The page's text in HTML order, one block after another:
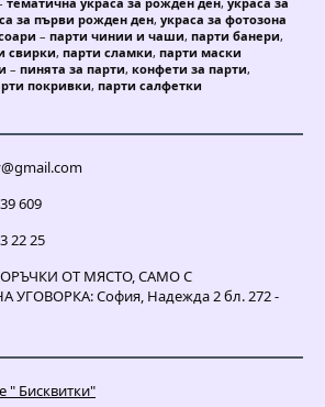
за първи рожден ден, украса за фотозона
– парти чинии и чаши, парти банери,
свирки, парти сламки, парти маски
– пинята за парти, конфети за парти,
покривки, парти салфетки
609
22 25
ОТ МЯСТО, САМО С
УГОВОРКА: София, Надежда 2 бл. 272 -
" Бисквитки"